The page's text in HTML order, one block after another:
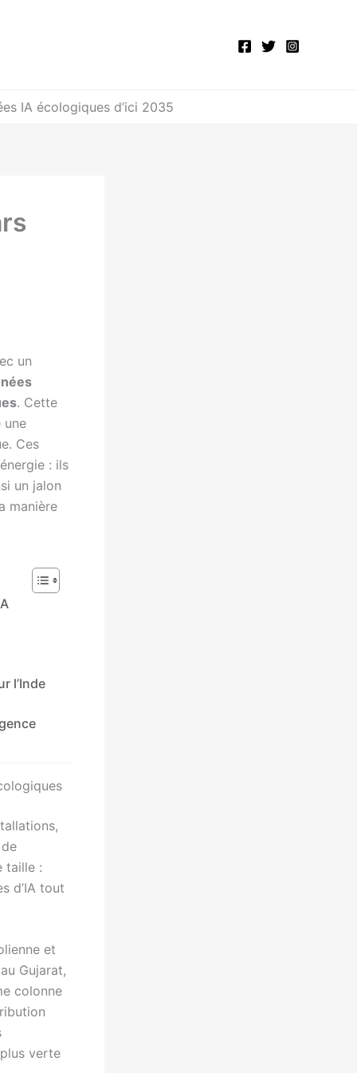
IA écologiques d’ici 2035
un
. Cette
une
Ces
: ils
un jalon
manière
l’Inde
taille :
d’IA tout
et
Gujarat,
colonne
verte